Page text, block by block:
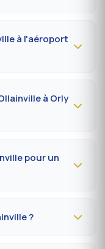
au 06 59
30 minutes, prise
minutes.
à l'aéroport
la nuit, le
compteur
à Orly
10 minutes
9h, 17h-19h).
pour un
SMS le soir
?